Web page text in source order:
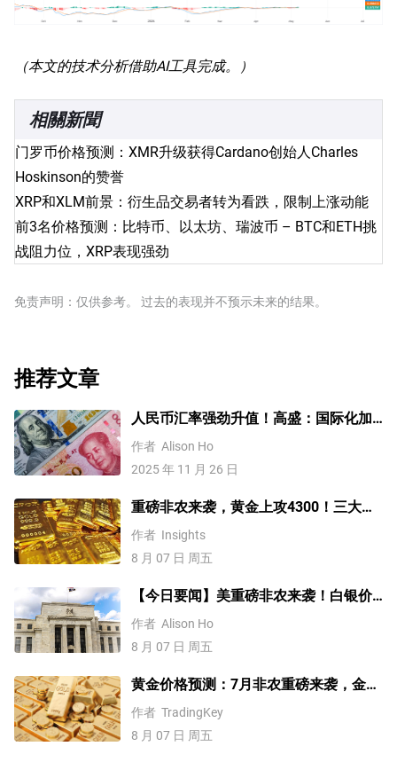
（本文的技术分析借助AI工具完成。）
相關新聞
门罗币价格预测：XMR升级获得Cardano创始人Charles
Hoskinson的赞誉
XRP和XLM前景：衍生品交易者转为看跌，限制上涨动能
前3名价格预测：比特币、以太坊、瑞波币 – BTC和ETH挑
战阻力位，XRP表现强劲
免责声明：仅供参考。 过去的表现并不预示未来的结果。
推荐文章
人民币汇率强劲升值！高盛：国际化加
速，2026年人民币兑美元升至6.85
作者 Alison Ho
2025 年 11 月 26 日
重磅非农来袭，黄金上攻4300！三大因
素预示金价升势有望延续
作者 Insights
8 月 07 日 周五
【今日要闻】美重磅非农来袭！白银价
格涨4%，黄金创一个多月新高
作者 Alison Ho
8 月 07 日 周五
黄金价格预测：7月非农重磅来袭，金价
站上4300美元后还能涨吗？
作者 TradingKey
8 月 07 日 周五